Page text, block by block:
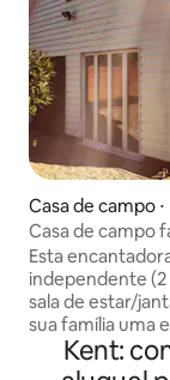
Casa de campo
ne
Casa de campo
por Howletts
Esta
independente (2
sala de estar/
sua família uma
um ambiente
atrações locais.
Kent: